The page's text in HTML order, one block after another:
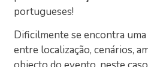
portugueses!
Dificilmente se encontra
entre localização, cenários,